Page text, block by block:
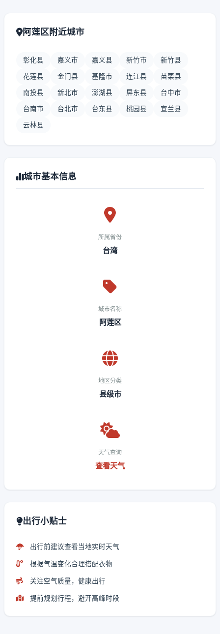
阿莲区附近城市
彰化县 嘉义市 嘉义县 新竹市 新竹县
花莲县 金门县 基隆市 连江县 苗栗县
南投县 新北市 澎湖县 屏东县 台中市
台南市 台北市 台东县 桃园县 宜兰县
云林县
城市基本信息
所属省份
台湾
城市名称
阿莲区
地区分类
县级市
天气查询
查看天气
出行小贴士
出行前建议查看当地实时天气
根据气温变化合理搭配衣物
关注空气质量，健康出行
提前规划行程，避开高峰时段